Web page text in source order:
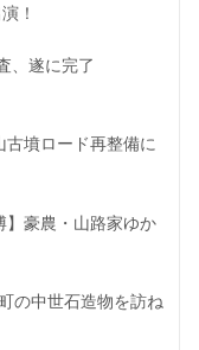
！
、遂に完了
墳ロード再整備に
】豪農・山路家ゆか
の中世石造物を訪ね